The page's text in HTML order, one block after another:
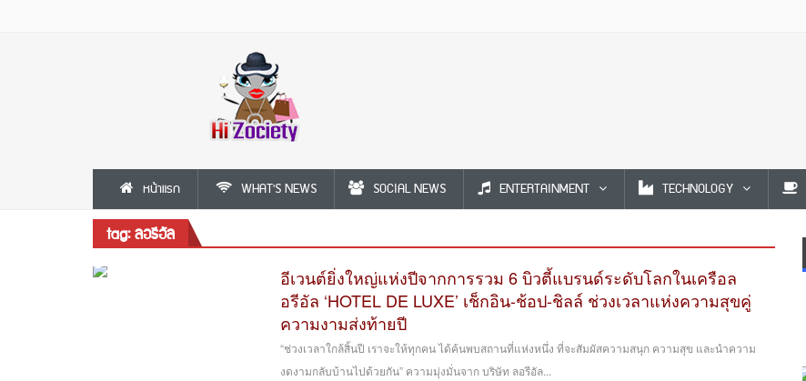
หน้าแรก WHAT'S NEWS SOCIAL NEWS ENTERTAINMENT TECHNOLOGY
tag: ลอรีอัล
อีเวนต์ยิ่งใหญ่แห่งปีจากการรวม 6 บิวตี้แบรนด์ระดับโลกในเครือล
อรีอัล ‘HOTEL DE LUXE’ เช็กอิน-ช้อป-ชิลล์ ช่วงเวลาแห่งความสุขคู่
ความงามส่งท้ายปี
“ช่วงเวลาใกล้สิ้นปี เราจะให้ทุกคน ได้ค้นพบสถานที่แห่งหนึ่ง ที่จะสัมผัสความสนุก ความสุข และนำความ
งดงามกลับบ้านไปด้วยกัน” ความมุ่งมั่นจาก บริษัท ลอรีอัล...